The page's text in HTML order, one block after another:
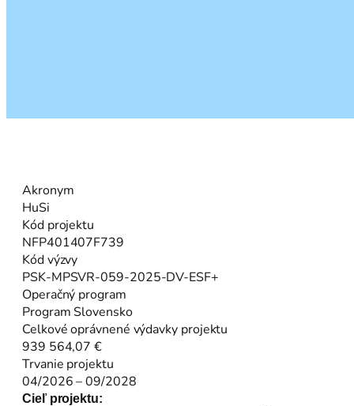
Akronym
HuSi
Kód projektu
NFP401407F739
Kód výzvy
PSK-MPSVR-059-2025-DV-ESF+
Operačný program
Program Slovensko
Celkové oprávnené výdavky projektu
939 564,07 €
Trvanie projektu
04/2026 – 09/2028
Cieľ projektu: